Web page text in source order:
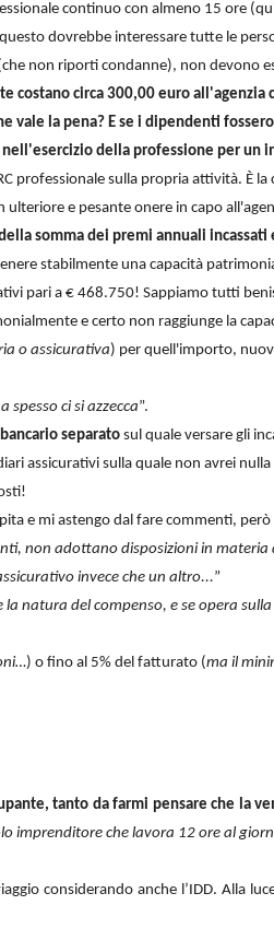
continuo con almeno 15 ore
dovrebbe interessare tutte le
non riporti condanne), non devono
costano circa 300,00 euro
vale la pena? E se i dipendenti fossero
della professione per un
professionale sulla propria attività. È
e pesante onere in capo
somma dei premi annuali
stabilmente una capacità
pari a € 468.750! Sappiamo tutti
e certo non raggiunge la
o assicurativa) per quell'importo,
spesso ci si azzecca”.
separato sul quale versare gli
assicurativi sulla quale non avrei nulla
e mi astengo dal fare commenti,
non adottano disposizioni in
invece che un altro...”
natura del compenso, e se opera
) o fino al 5% del fatturato (ma il
tanto da farmi pensare che la
imprenditore che lavora 12 ore al
considerando anche l’IDD. Alla